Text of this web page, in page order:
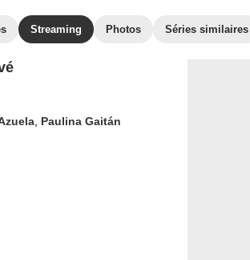
Streaming Photos Séries similaires
, Paulina Gaitán